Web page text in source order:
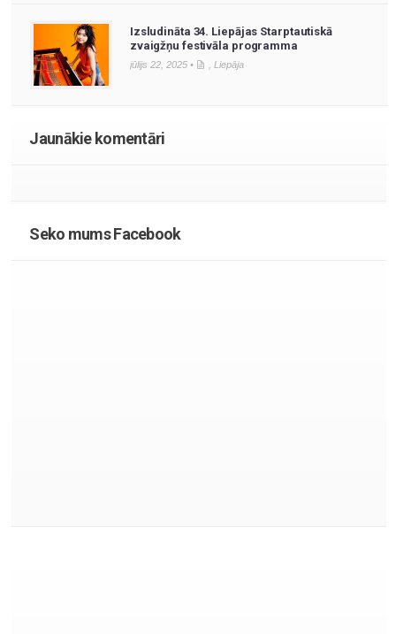
Izsludināta 34. Liepājas Starptautiskā
zvaigžņu festivāla programma
jūlijs 22, 2025 • Liepāja
Jaunākie komentāri
Seko mums Facebook